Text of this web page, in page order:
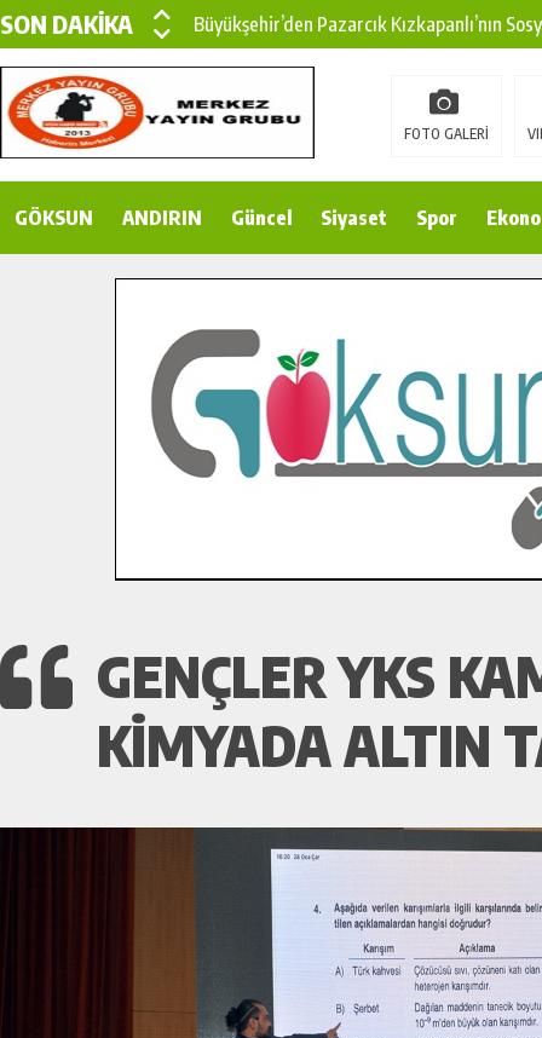
SON DAKİKA
Büyükşehir’den Pazarcık Kızkapanlı’nın
Büyükşehir’den Pazarcık Kırsalına Modern
Çin’den KSÜ’ye Uluslararası Başarı:
Gençler Pusula Maraş Kampında Yeni
İlçe Jandarma Komutanı Karakaya’dan
Bertiz’in Yeni Köprüsünde Sona Doğru.
FOTO GALERİ
GÖKSUN ANDIRIN Güncel Siyaset Spor
GENÇLER YKS
KIMYADA ALTIN